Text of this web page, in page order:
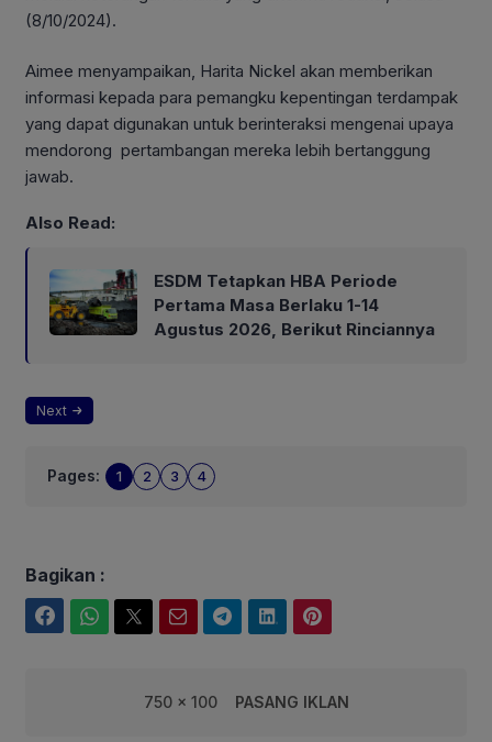
(8/10/2024).
Aimee menyampaikan, Harita Nickel akan memberikan
informasi kepada para pemangku kepentingan terdampak
yang dapat digunakan untuk berinteraksi mengenai upaya
mendorong pertambangan mereka lebih bertanggung
jawab.
Also Read:
ESDM Tetapkan HBA Periode
Pertama Masa Berlaku 1-14
Agustus 2026, Berikut Rinciannya
Next
Pages: 1 2 3 4
Bagikan :
750 x 100 PASANG IKLAN